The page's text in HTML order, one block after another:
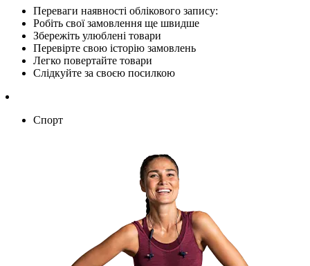
Переваги наявності облікового запису:
Робіть свої замовлення ще швидше
Збережіть улюблені товари
Перевірте свою історію замовлень
Легко повертайте товари
Слідкуйте за своєю посилкою
Спорт